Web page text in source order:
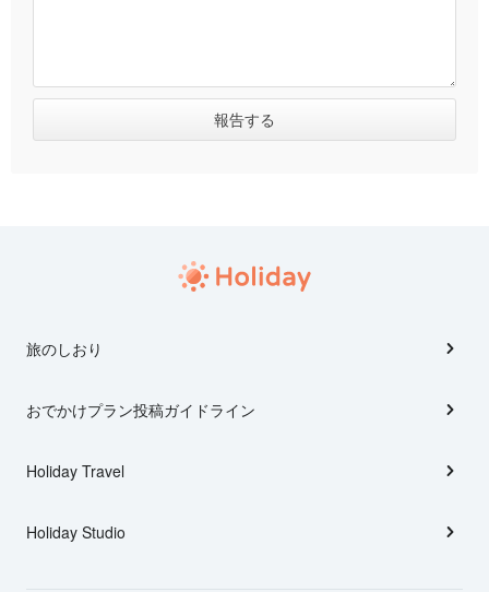
旅のしおり
おでかけプラン投稿ガイドライン
Holiday Travel
Holiday Studio